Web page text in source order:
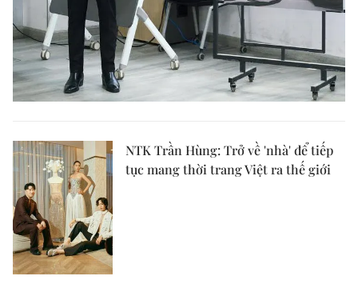
NTK Trần Hùng: Trở về 'nhà' để tiếp
tục mang thời trang Việt ra thế giới